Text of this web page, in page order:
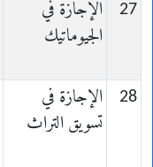
27
الإجازة في
الجيوماتيك
28
الإجازة في
تسويق التراث